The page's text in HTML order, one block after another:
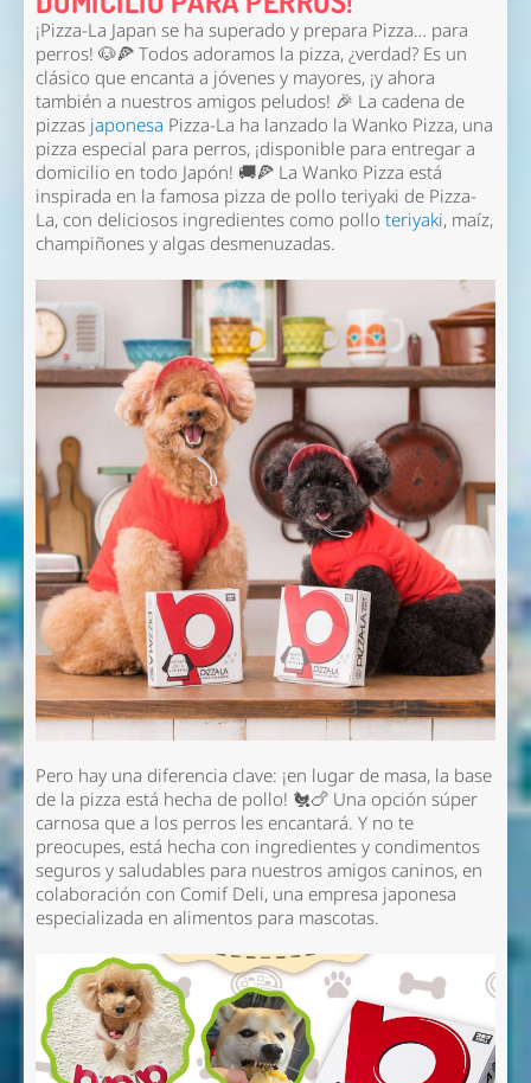
¡Pizza-La Japan se ha superado y prepara Pizza… para
perros! 🐶🍕 Todos adoramos la pizza, ¿verdad? Es un
clásico que encanta a jóvenes y mayores, ¡y ahora
también a nuestros amigos peludos! 🎉 La cadena de
pizzas japonesa Pizza-La ha lanzado la Wanko Pizza, una
pizza especial para perros, ¡disponible para entregar a
domicilio en todo Japón! 🚚🍕 La Wanko Pizza está
inspirada en la famosa pizza de pollo teriyaki de Pizza-
La, con deliciosos ingredientes como pollo teriyaki, maíz,
champiñones y algas desmenuzadas.
Pero hay una diferencia clave: ¡en lugar de masa, la base
de la pizza está hecha de pollo! 🐔🍗 Una opción súper
carnosa que a los perros les encantará. Y no te
preocupes, está hecha con ingredientes y condimentos
seguros y saludables para nuestros amigos caninos, en
colaboración con Comif Deli, una empresa japonesa
especializada en alimentos para mascotas.